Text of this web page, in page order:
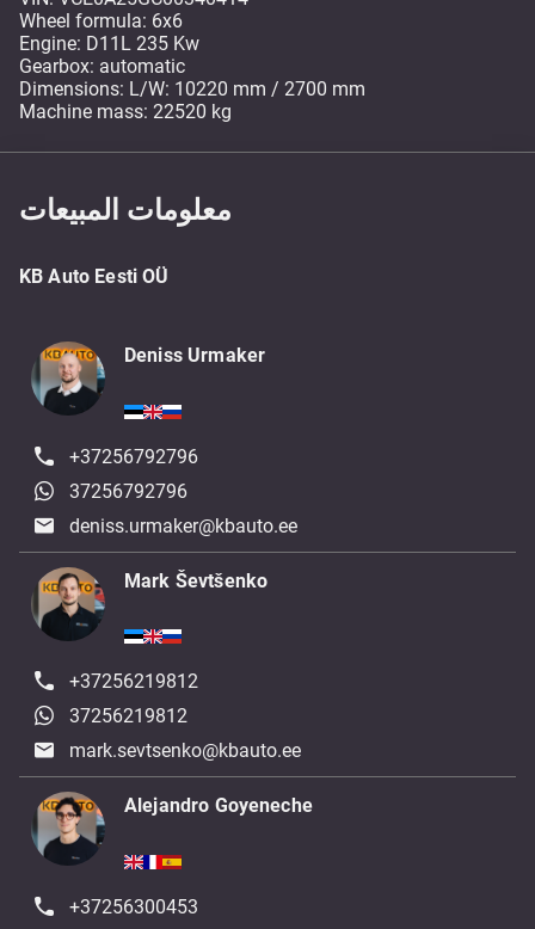
Wheel formula: 6x6
Engine: D11L 235 Kw
Gearbox: automatic
Dimensions: L/W: 10220 mm / 2700 mm
Machine mass: 22520 kg
معلومات المبيعات
KB Auto Eesti OÜ
Deniss Urmaker
+37256792796
37256792796
deniss.urmaker@kbauto.ee
Mark Ševtšenko
+37256219812
37256219812
mark.sevtsenko@kbauto.ee
Alejandro Goyeneche
+37256300453